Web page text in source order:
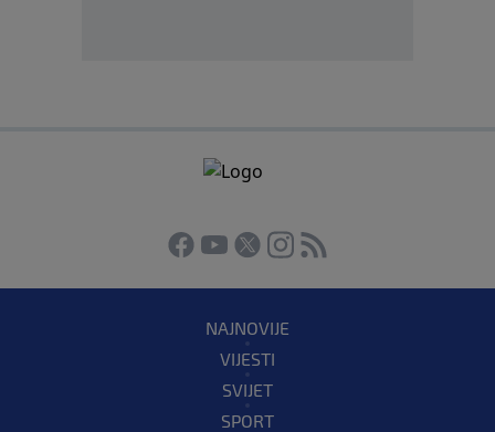
NAJNOVIJE
VIJESTI
SVIJET
SPORT